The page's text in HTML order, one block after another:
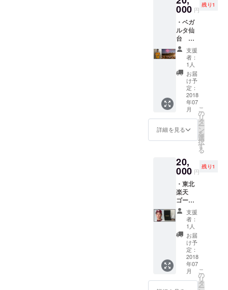
の返金
ません
のでご
了承ね
がいま
す。
す。 ※
発送が
間に合
わない
場合に
ついて
は花火
祭当日
チケッ
チェッ
ク場所
にて引
き渡し
をいた
しま
ついて
の返金
は致し
ません
のでご
了承ね
がいま
す。
告の記
載し、
支援の
御礼を
発信し
ます。※
７月３
１日ま
で支援
して頂
いた方
に限り
ます。
※花火打
ち上げ
場所に
可能性
がある
ため、
透明ビ
ニール
傘を用
意しま
す。 ※
発送が
間に合
わない
場合に
ついて
は花火
祭当日
チケッ
000 円
残り1
・ベガ
ルタ仙
台 梁
勇基選
手サイ
ン入り
ユニ
フォー
ムをお
返しま
す。 ・
仲の瀬
グラウ
ンド
（イ
ス）２
返しし
ます。
また、
８月５
日の河
北新報
朝刊へ
の新聞
広告の
記載
し、支
援の御
礼を発
信しま
す。※７
月３１
支援
者：
1人
お届
け予
定：
2018
年07
月
詳細を見る
こ
の
リ
タ
ー
ン
を
選
択
す
る
20,
000 円
残り1
・東北
楽天
ゴール
デン
イーグ
ルス岸
孝之選
手のサ
イン
ボール
をお返
ししま
す。 ・
支援
者：
1人
お届
け予
定：
2018
年07
月
こ
の
リ
タ
ー